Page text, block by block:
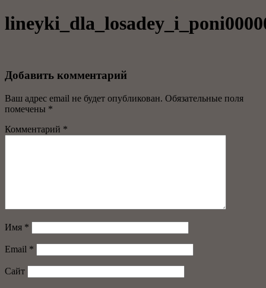
Добавить комментарий
Ваш адрес email не будет опубликован. Обязательные поля
помечены *
Комментарий *
Имя *
Email *
Сайт